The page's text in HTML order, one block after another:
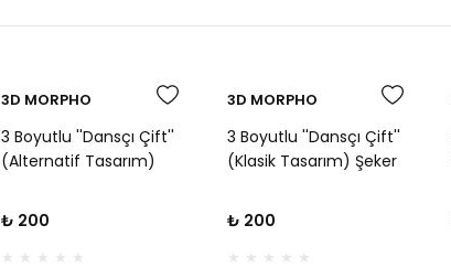
3D MORPHO
3 Boyutlu ''Dansçı Çift''
(Alternatif Tasarım)
Baskı Kalıbı - Düğün,
Nişan ve Romantik
Kurabiyeler İçin
₺ 200
3D MORPHO
3 Boyutlu ''Dansçı Çift''
(Klasik Tasarım) Şeker
Kalıbı - Düğün, Nişan ve
Romantik Kurabiyeler
İçin
₺ 200